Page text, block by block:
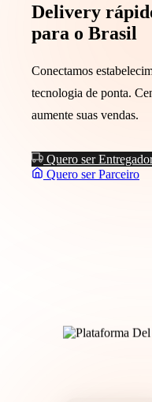
Delivery
para o Brasil
Conectamos
tecnologia de ponta.
aumente suas vendas.
Quero ser
Quero ser Parceiro